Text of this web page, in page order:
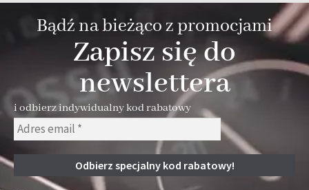
Bądź na bieżąco z promocjami
Zapisz się do
newslettera
i odbierz indywidualny kod rabatowy